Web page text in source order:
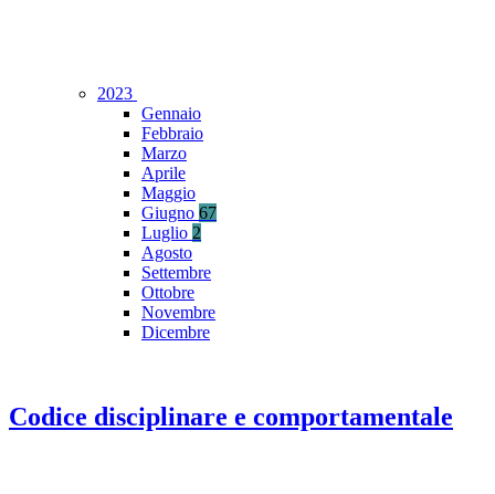
2023
Gennaio
Febbraio
Marzo
Aprile
Maggio
Giugno 67
Luglio 2
Agosto
Settembre
Ottobre
Novembre
Dicembre
Codice disciplinare e comportamentale